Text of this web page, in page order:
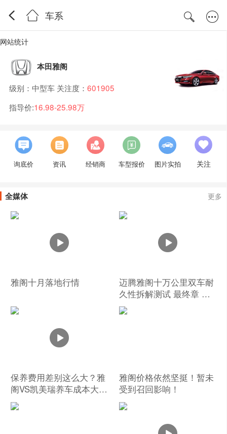
车系
网站统计
本田雅阁
级别：中型车 关注度： 601905
指导价:16.98-25.98万
询底价 资讯 经销商 车型报价 图片实拍 关注
全媒体 更多
雅阁十月落地行情
迈腾雅阁十万公里双车耐
久性拆解测试 最终章 下
集
保养费用差别这么大？雅
阁VS凯美瑞养车成本大
PK
雅阁价格依然坚挺！暂未
受到召回影响！